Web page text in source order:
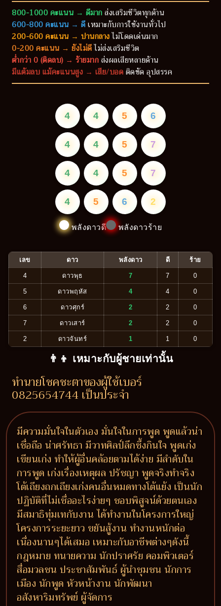
800-1000 คะแนน → ดีมากส่งเสริมชีวิตทุกด้าน
600-800 คะแนน → ดีเหมาะกับการใช้งานทั่วไป
200-600 คะแนน → ปานกลางไม่โดดเด่นมาก
0-200 คะแนน → ยังไม่ดีไม่ส่งเสริมชีวิต
ต่ำกว่า 0 (ติดลบ) → ร้ายมากส่งผลเสียหลายด้าน
มีแต้มลบ แม้คะแนนสูง → เสีย/บอดติดขัด อุปสรรค
4 4 5 6
4 4 5 7
4 4 5 7
4 5 6 2
พลังดาวดี พลังดาวร้าย
เลข ดาว พลังดาว ดี ร้าย
4 ดาวพุธ 7 7 0
5 ดาวพฤหัส 4 4 0
6 ดาวศุกร์ 2 2 0
7 ดาวเสาร์ 2 2 0
2 ดาวจันทร์ 1 1 0
👨‍👦 เหมาะกับผู้ชายเท่านั้น
ทำนายโชคชะตาของผู้ใช้เบอร์
0825654744 เป็นประจำ
มีความมั่นใจในตัวเอง มั่นใจในการพูด พูดแล้วน่า
เชื่อถือ น่าศรัทธา มีวาทศิลป์ลึกซึ้งกินใจ พูดเก่ง
เขียนเก่ง ทำให้ผู้อื่นคล้อยตามได้ง่าย มีลำดับใน
การพูด เก่งเรื่องเหตุผล ปรัชญา พูดจริงทำจริง
โต้เถียงถกเถียงเก่งคนอื่นหมดทางโต้แย้ง เป็นนัก
ปฏิบัติที่ไม่เชื่ออะไรง่ายๆ ชอบพิสูจน์ด้วยตนเอง
มีสมาธิทุ่มเทกับงาน ได้ทำงานในโครงการใหญ่
โครงการระยะยาว ขยันสู้งาน ทำงานหนักต่อ
เนื่องนานๆได้เสมอ เหมาะกับอาชีพต่างๆดังนี้
กฎหมาย ทนายความ นักปราศรัย คอมพิวเตอร์
สื่อมวลชน ประชาสัมพันธ์ ผู้นำชุมชน นักการ
เมือง นักพูด หัวหน้างาน นักพัฒนา
อสังหาริมทรัพย์ ผู้จัดการ